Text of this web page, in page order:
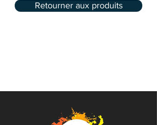
Retourner aux produits